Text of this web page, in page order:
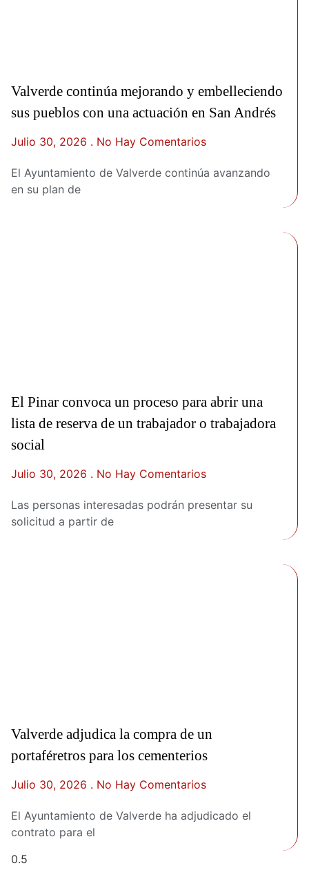
Valverde continúa mejorando y embelleciendo
sus pueblos con una actuación en San Andrés
Julio 30, 2026 No Hay Comentarios
El Ayuntamiento de Valverde continúa avanzando
en su plan de
El Pinar convoca un proceso para abrir una
lista de reserva de un trabajador o trabajadora
social
Julio 30, 2026 No Hay Comentarios
Las personas interesadas podrán presentar su
solicitud a partir de
Valverde adjudica la compra de un
portaféretros para los cementerios
Julio 30, 2026 No Hay Comentarios
El Ayuntamiento de Valverde ha adjudicado el
contrato para el